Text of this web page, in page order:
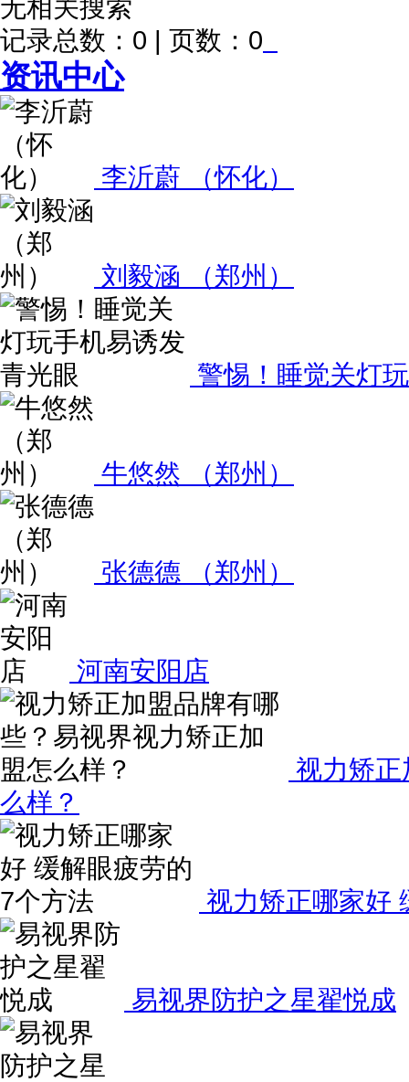
无相关搜索
记录总数：0 | 页数：0
资讯中心
李沂蔚 （怀化）
刘毅涵 （郑州）
警惕！睡觉关灯
牛悠然 （郑州）
张德德 （郑州）
河南安阳店
视力矫
么样？
视力矫正哪家好
易视界防护之星翟悦成